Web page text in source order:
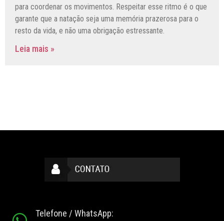
para coordenar os movimentos. Respeitar esse ritmo é o que
garante que a natação seja uma memória prazerosa para o
resto da vida, e não uma obrigação estressante.
Leia mais »
Telefone / WhatsApp: